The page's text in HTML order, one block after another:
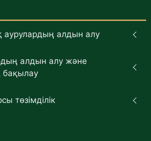
аурулардың алдын алу
алдын алу және
бақылау
төзімділік